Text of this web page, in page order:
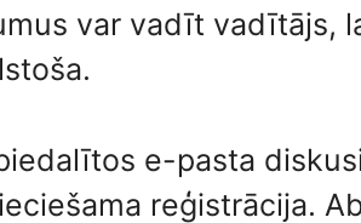
var vadīt vadītājs,
e-pasta
reģistrācija.